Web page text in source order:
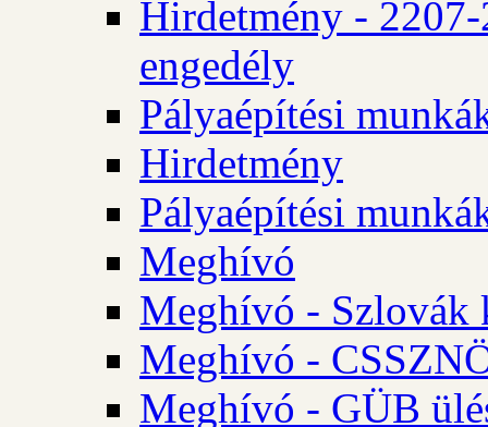
Hirdetmény -
engedély
Pályaépítési
Hirdetmény
Pályaépítési
Meghívó
Meghívó - Szlovák
Meghívó -
Meghívó - GÜB